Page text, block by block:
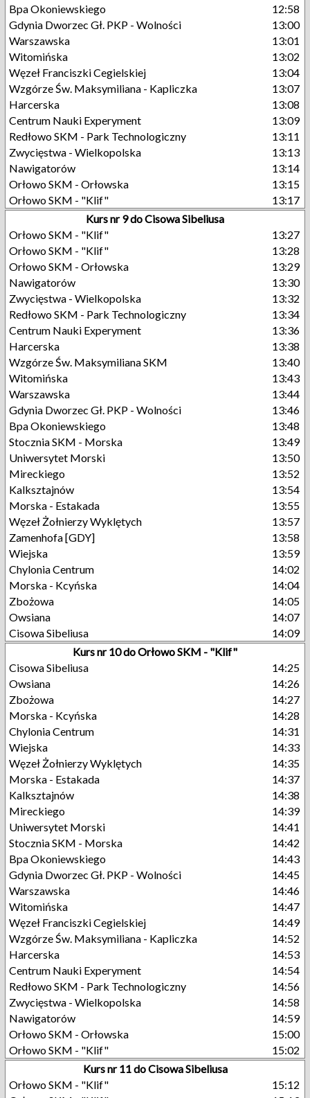
Bpa Okoniewskiego
12:58
Gdynia Dworzec Gł. PKP - Wolności
13:00
Warszawska
13:01
Witomińska
13:02
Węzeł Franciszki Cegielskiej
13:04
Wzgórze Św. Maksymiliana - Kapliczka
13:07
Harcerska
13:08
Centrum Nauki Experyment
13:09
Redłowo SKM - Park Technologiczny
13:11
Zwycięstwa - Wielkopolska
13:13
Nawigatorów
13:14
Orłowo SKM - Orłowska
13:15
Orłowo SKM - "Klif"
13:17
Kurs nr 9 do Cisowa Sibeliusa
Orłowo SKM - "Klif"
13:27
Orłowo SKM - "Klif"
13:28
Orłowo SKM - Orłowska
13:29
Nawigatorów
13:30
Zwycięstwa - Wielkopolska
13:32
Redłowo SKM - Park Technologiczny
13:34
Centrum Nauki Experyment
13:36
Harcerska
13:38
Wzgórze Św. Maksymiliana SKM
13:40
Witomińska
13:43
Warszawska
13:44
Gdynia Dworzec Gł. PKP - Wolności
13:46
Bpa Okoniewskiego
13:48
Stocznia SKM - Morska
13:49
Uniwersytet Morski
13:50
Mireckiego
13:52
Kalksztajnów
13:54
Morska - Estakada
13:55
Węzeł Żołnierzy Wyklętych
13:57
Zamenhofa [GDY]
13:58
Wiejska
13:59
Chylonia Centrum
14:02
Morska - Kcyńska
14:04
Zbożowa
14:05
Owsiana
14:07
Cisowa Sibeliusa
14:09
Kurs nr 10 do Orłowo SKM - "Klif"
Cisowa Sibeliusa
14:25
Owsiana
14:26
Zbożowa
14:27
Morska - Kcyńska
14:28
Chylonia Centrum
14:31
Wiejska
14:33
Węzeł Żołnierzy Wyklętych
14:35
Morska - Estakada
14:37
Kalksztajnów
14:38
Mireckiego
14:39
Uniwersytet Morski
14:41
Stocznia SKM - Morska
14:42
Bpa Okoniewskiego
14:43
Gdynia Dworzec Gł. PKP - Wolności
14:45
Warszawska
14:46
Witomińska
14:47
Węzeł Franciszki Cegielskiej
14:49
Wzgórze Św. Maksymiliana - Kapliczka
14:52
Harcerska
14:53
Centrum Nauki Experyment
14:54
Redłowo SKM - Park Technologiczny
14:56
Zwycięstwa - Wielkopolska
14:58
Nawigatorów
14:59
Orłowo SKM - Orłowska
15:00
Orłowo SKM - "Klif"
15:02
Kurs nr 11 do Cisowa Sibeliusa
Orłowo SKM - "Klif"
15:12